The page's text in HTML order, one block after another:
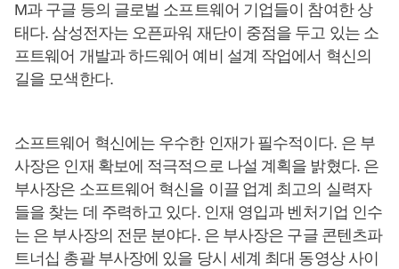
M과 구글 등의 글로벌 소프트웨어 기업들이 참여한 상
태다. 삼성전자는 오픈파워 재단이 중점을 두고 있는 소
프트웨어 개발과 하드웨어 예비 설계 작업에서 혁신의
길을 모색한다.
소프트웨어 혁신에는 우수한 인재가 필수적이다. 은 부
사장은 인재 확보에 적극적으로 나설 계획을 밝혔다. 은
부사장은 소프트웨어 혁신을 이끌 업계 최고의 실력자
들을 찾는 데 주력하고 있다. 인재 영입과 벤처기업 인수
는 은 부사장의 전문 분야다. 은 부사장은 구글 콘텐츠파
트너십 총괄 부사장에 있을 당시 세계 최대 동영상 사이